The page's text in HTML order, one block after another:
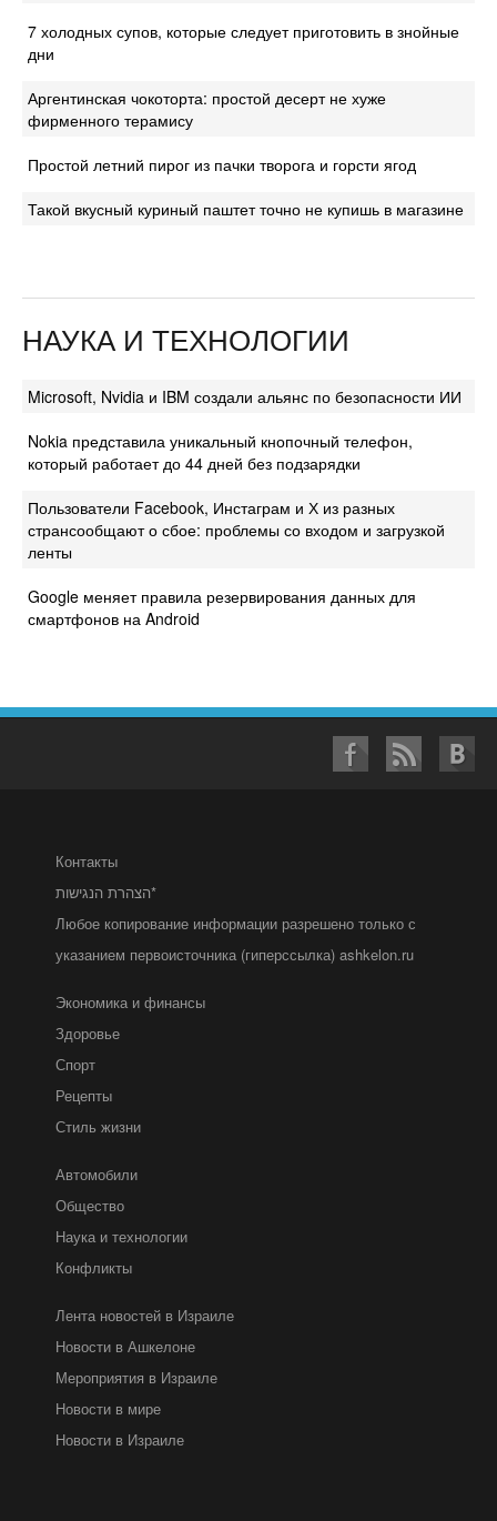
7 холодных супов, которые следует приготовить в знойные
дни
Аргентинская чокоторта: простой десерт не хуже
фирменного терамису
Простой летний пирог из пачки творога и горсти ягод
Такой вкусный куриный паштет точно не купишь в магазине
НАУКА И ТЕХНОЛОГИИ
Microsoft, Nvidia и IBM создали альянс по безопасности ИИ
Nokia представила уникальный кнопочный телефон,
который работает до 44 дней без подзарядки
Пользователи Facebook, Инстаграм и Х из разных
странсообщают о сбое: проблемы со входом и загрузкой
ленты
Google меняет правила резервирования данных для
смартфонов на Android
Контакты
הצהרת הנגישות*
Любое копирование информации разрешено только с
указанием первоисточника (гиперссылка) ashkelon.ru
Экономика и финансы
Здоровье
Спорт
Рецепты
Стиль жизни
Автомобили
Общество
Наука и технологии
Конфликты
Лента новостей в Израиле
Новости в Ашкелоне
Мероприятия в Израиле
Новости в мире
Новости в Израиле